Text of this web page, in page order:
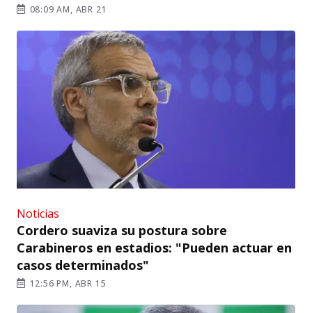
08:09 AM, ABR 21
Noticias
Cordero suaviza su postura sobre
Carabineros en estadios: "Pueden actuar en
casos determinados"
12:56 PM, ABR 15